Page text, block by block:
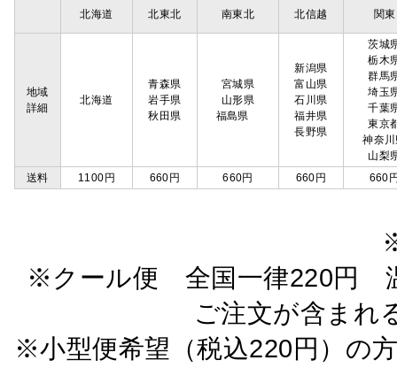
北海道 北東北 南東北 北信越 関東
地域
詳細
北海道
青森県
岩手県
秋田県
宮城県
山形県
福島県
新潟県
富山県
石川県
福井県
長野県
茨城
栃木
群馬
埼玉
千葉
東京
神奈
山梨
送料
1100円 660円 660円 660円 660
※クール便 全国一律220円
ご注文が含ま
※小型便希望（税込220円）の